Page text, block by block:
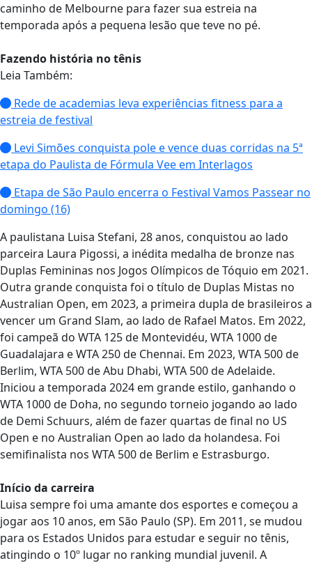
caminho de Melbourne para fazer sua estreia na
temporada após a pequena lesão que teve no pé.
Fazendo história no tênis
Leia Também:
Rede de academias leva experiências fitness para a
estreia de festival
Levi Simões conquista pole e vence duas corridas na 5ª
etapa do Paulista de Fórmula Vee em Interlagos
Etapa de São Paulo encerra o Festival Vamos Passear no
domingo (16)
A paulistana Luisa Stefani, 28 anos, conquistou ao lado
parceira Laura Pigossi, a inédita medalha de bronze nas
Duplas Femininas nos Jogos Olímpicos de Tóquio em 2021.
Outra grande conquista foi o título de Duplas Mistas no
Australian Open, em 2023, a primeira dupla de brasileiros a
vencer um Grand Slam, ao lado de Rafael Matos. Em 2022,
foi campeã do WTA 125 de Montevidéu, WTA 1000 de
Guadalajara e WTA 250 de Chennai. Em 2023, WTA 500 de
Berlim, WTA 500 de Abu Dhabi, WTA 500 de Adelaide.
Iniciou a temporada 2024 em grande estilo, ganhando o
WTA 1000 de Doha, no segundo torneio jogando ao lado
de Demi Schuurs, além de fazer quartas de final no US
Open e no Australian Open ao lado da holandesa. Foi
semifinalista nos WTA 500 de Berlim e Estrasburgo.
Início da carreira
Luisa sempre foi uma amante dos esportes e começou a
jogar aos 10 anos, em São Paulo (SP). Em 2011, se mudou
para os Estados Unidos para estudar e seguir no tênis,
atingindo o 10º lugar no ranking mundial juvenil. A